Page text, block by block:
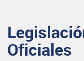
Oficiales